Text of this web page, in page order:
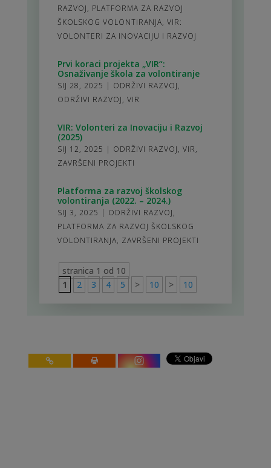
RAZVOJ, PLATFORMA ZA RAZVOJ
ŠKOLSKOG VOLONTIRANJA, VIR:
VOLONTERI ZA INOVACIJU I RAZVOJ
Prvi koraci projekta „VIR“:
Osnaživanje škola za volontiranje
SIJ 28, 2025 | ODRŽIVI RAZVOJ,
ODRŽIVI RAZVOJ, VIR
VIR: Volonteri za Inovaciju i Razvoj
(2025)
SIJ 12, 2025 | ODRŽIVI RAZVOJ, VIR,
ZAVRŠENI PROJEKTI
Platforma za razvoj školskog
volontiranja (2022. – 2024.)
SIJ 3, 2025 | ODRŽIVI RAZVOJ,
PLATFORMA ZA RAZVOJ ŠKOLSKOG
VOLONTIRANJA, ZAVRŠENI PROJEKTI
stranica 1 od 10
1
2 3 4 5 > 10 > 10